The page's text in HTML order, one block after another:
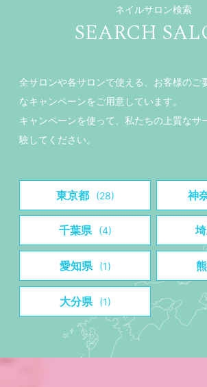
ネイルサロン検索
SEARCH
全サロンや各サロンで使える、お客様のご
なキャンペーンをご用意しています。
キャンペーンを使って、私たちの上質なサ
験してください。
東京都 (28) 神
千葉県 (4)
愛知県 (1)
大分県 (1)